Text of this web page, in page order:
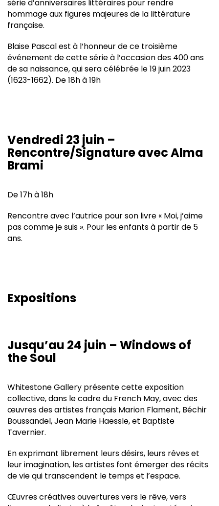
série d’anniversaires littéraires pour rendre
hommage aux figures majeures de la littérature
française.
Blaise Pascal est à l’honneur de ce troisième
événement de cette série à l’occasion des 400 ans
de sa naissance, qui sera célébrée le 19 juin 2023
(1623-1662). De 18h à 19h
Vendredi 23 juin –
Rencontre/Signature avec Alma
Brami
De 17h à 18h
Rencontre avec l’autrice pour son livre « Moi, j’aime
pas comme je suis ». Pour les enfants à partir de 5
ans.
Expositions
Jusqu’au 24 juin – Windows of
the Soul
Whitestone Gallery présente cette exposition
collective, dans le cadre du French May, avec des
œuvres des artistes français Marion Flament, Béchir
Boussandel, Jean Marie Haessle, et Baptiste
Tavernier.
En exprimant librement leurs désirs, leurs rêves et
leur imagination, les artistes font émerger des récits
de vie qui transcendent le temps et l’espace.
Œuvres créatives ouvertures vers le rêve, vers